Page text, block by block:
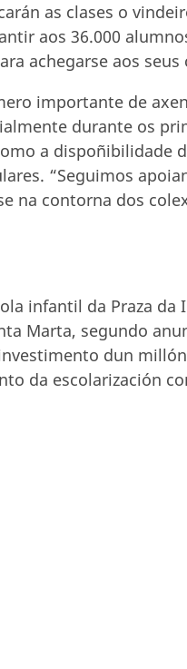
as clases o
aos 36.000
achegarse aos seus
importante de
durante os
a dispoñibilidade
“Seguimos
na contorna dos
infantil da Praza da
Marta, segundo
dun
da escolarización